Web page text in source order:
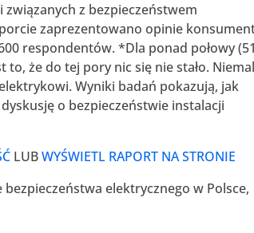
z bezpieczeństwem
zaprezentowano opinie
respondentów. *Dla ponad połowy
że do tej pory nic się nie stało. Niemal
Wyniki badań pokazują, jak
o bezpieczeństwie instalacji
LUBWYŚWIETL RAPORT NA STRONIE
elektrycznego w Polsce,